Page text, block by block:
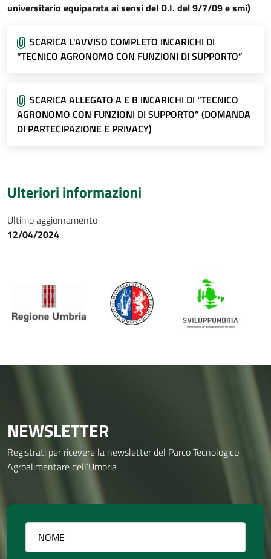
universitario equiparata ai sensi del D.I. del 9/7/09 e smi)
SCARICA L'AVVISO COMPLETO INCARICHI DI
“TECNICO AGRONOMO CON FUNZIONI DI SUPPORTO”
SCARICA ALLEGATO A E B INCARICHI DI “TECNICO
AGRONOMO CON FUNZIONI DI SUPPORTO” (DOMANDA
DI PARTECIPAZIONE E PRIVACY)
Ulteriori informazioni
Ultimo aggiornamento
12/04/2024
NEWSLETTER
Registrati per ricevere la newsletter del Parco Tecnologico
Agroalimentare dell’Umbria